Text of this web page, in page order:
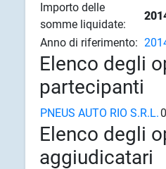
Importo delle
somme liquidate:
Anno di riferimento:
Elenco degli
partecipanti
PNEUS AUTO RIO S.R.L.
Elenco degli
aggiudicatari